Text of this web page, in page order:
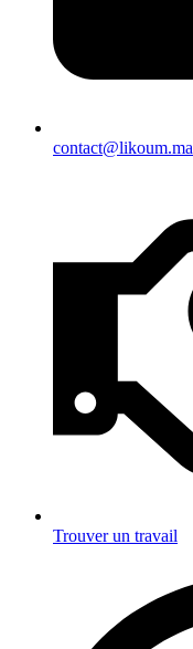
contact@likoum.ma
Trouver un travail